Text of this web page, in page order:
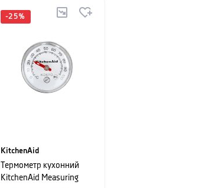
-25%
KitchenAid
Термометр кухонний
KitchenAid Measuring